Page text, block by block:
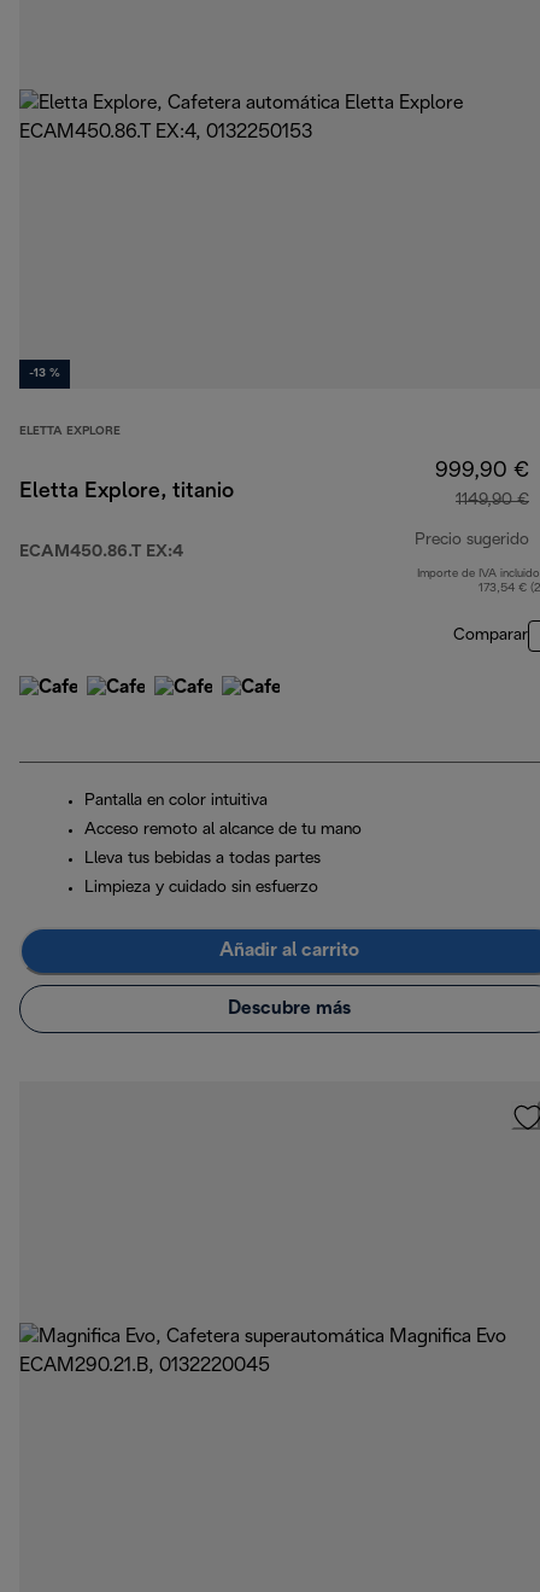
-13 %
ELETTA EXPLORE
Eletta Explore, titanio
ECAM450.86.T EX:4
999,90 €
1149,90 €
Precio sugerido
Importe de IVA
173,54 €
Comparar
Pantalla en color intuitiva
Acceso remoto al alcance de tu mano
Lleva tus bebidas a todas partes
Limpieza y cuidado sin esfuerzo
Añadir al carrito
Descubre más